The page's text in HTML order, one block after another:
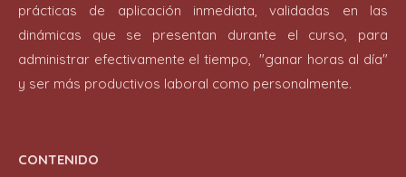
prácticas de aplicación inmediata, validadas en las
dinámicas que se presentan durante el curso, para
administrar efectivamente el tiempo, "ganar horas al día"
y ser más productivos laboral como personalmente.
CONTENIDO